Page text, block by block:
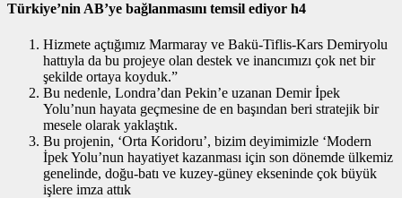
Türkiye’nin AB’ye bağlanmasını temsil ediyor h4
Hizmete açtığımız Marmaray ve Bakü-Tiflis-Kars Demiryolu
hattıyla da bu projeye olan destek ve inancımızı çok net bir
şekilde ortaya koyduk.”
Bu nedenle, Londra’dan Pekin’e uzanan Demir İpek
Yolu’nun hayata geçmesine de en başından beri stratejik bir
mesele olarak yaklaştık.
Bu projenin, ‘Orta Koridoru’, bizim deyimimizle ‘Modern
İpek Yolu’nun hayatiyet kazanması için son dönemde ülkemiz
genelinde, doğu-batı ve kuzey-güney ekseninde çok büyük
işlere imza attık